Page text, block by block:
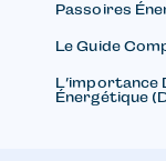
Passoires
Le Guide
L’importance
Énergétique